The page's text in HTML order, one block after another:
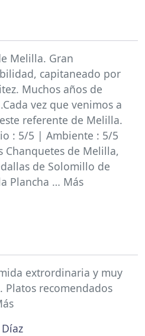
Melilla. Gran
capitaneado por
Muchos años de
vez que venimos a
referente de Melilla.
: 5/5 | Ambiente : 5/5
Chanquetes de Melilla,
de Solomillo de
Plancha … Más
extrordinaria y muy
Platos recomendados